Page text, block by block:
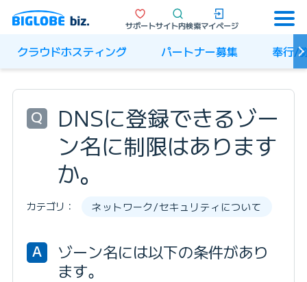
サポートサイト内検索マイページ
クラウドホスティング パートナー募集 奉行/
Q
DNSに登録できるゾー
ン名に制限はあります
か。
カテゴリ： ネットワーク/セキュリティについて
A
ゾーン名には以下の条件があり
ます。